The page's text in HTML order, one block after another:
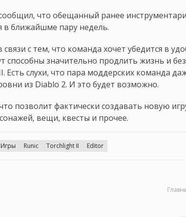
что обещанный ранее
в ближайшме пару недель.
с тем, что команда хочет убедится в
способны значительно продлить жизнь и
Есть слухи, что пара моддерских команда
из Diablo 2. И это будет возможно.
позволит фактически создавать новую
вещи, квесты и прочее.
Игры Runic Torchlight II Editor